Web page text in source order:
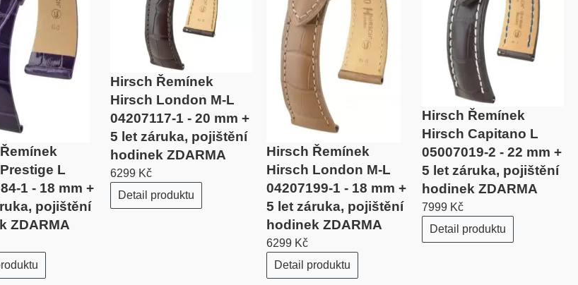
L
1 - 18 mm +
pojištění
ZDARMA
Hirsch Řemínek
Hirsch London M-L
04207117-1 - 20 mm +
5 let záruka, pojištění
hodinek ZDARMA
6299 Kč
Detail produktu
Hirsch Řemínek
Hirsch London M-L
04207199-1 - 18 mm +
5 let záruka, pojištění
hodinek ZDARMA
6299 Kč
Detail produktu
Hirsch Řemínek
Hirsch Capitano L
05007019-2 - 22 mm +
5 let záruka, pojištění
hodinek ZDARMA
7999 Kč
Detail produktu